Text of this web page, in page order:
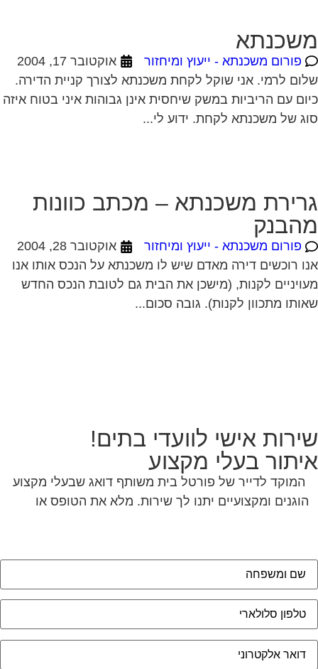
פורום משכנתא - ייעוץ ומיחזור
אוקטובר 17, 2004
לרמי. אני שוקל לקחת משכנתא לצורך קניית הדירה.
עם הריביות במשק שיחסית אינן גבוהות איני בטוח איזה
של משכנתא לקחת. ידוע לי...
משכנתא – מכתב כוונות
פורום משכנתא - ייעוץ ומיחזור
אוקטובר 28, 2004
רוכשים דירה מאדם שיש לו משכנתא על הנכס אותו אנו
לקנות, (מישכן את הבית גם לטובת הנכס החדש
מתכוון לקנות). גובה סכום...
אישי לוועדי בתים!
בעלי מקצוע
המוקד לדייר של פורטל בית משותף דואג שבעלי מקצוע
הוגנים ומקצועיים יתנו לך שירות. מלא את הטופס אולחץ